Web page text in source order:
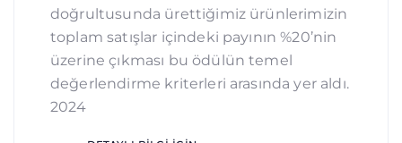
doğrultusunda ürettiğimiz ürünlerimizin
toplam satışlar içindeki payının %20’nin
üzerine çıkması bu ödülün temel
değerlendirme kriterleri arasında yer aldı.
2024